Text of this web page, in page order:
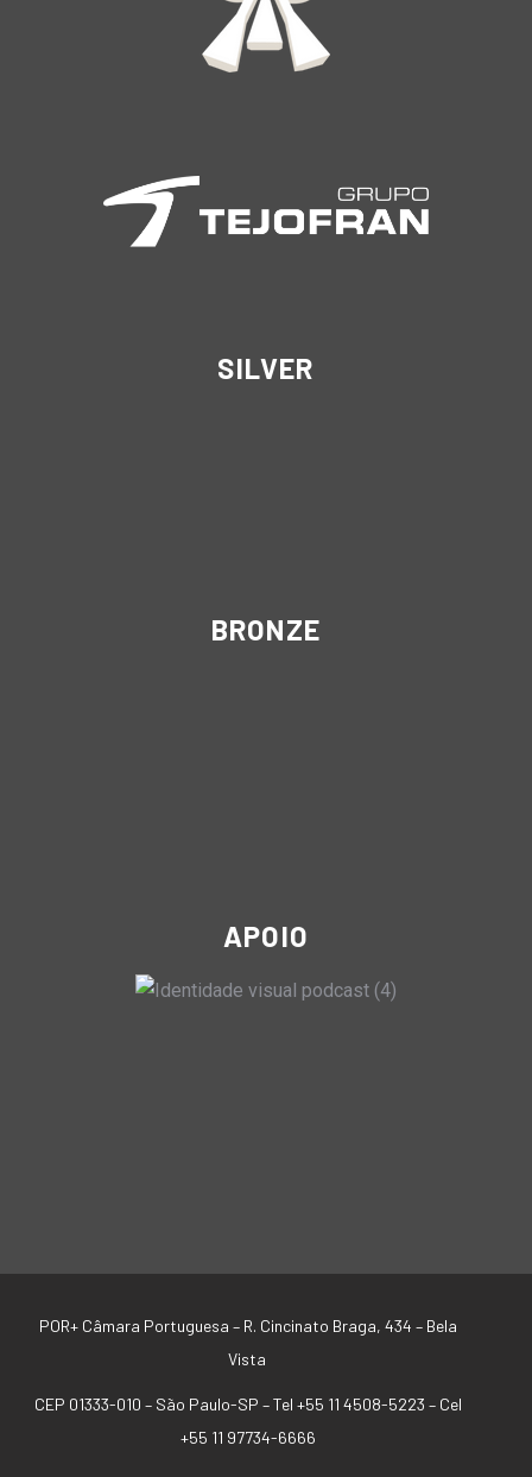
SILVER
BRONZE
APOIO
POR+ Câmara Portuguesa – R. Cincinato Braga, 434 – Bela
Vista
CEP 01333-010 – São Paulo-SP –Tel +55 11 4508-5223 – Cel
+55 11 97734-6666